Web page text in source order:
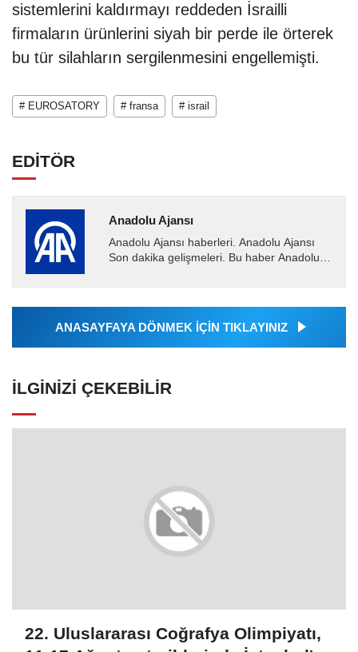
sistemlerini kaldırmayı reddeden İsrailli
firmaların ürünlerini siyah bir perde ile örterek
bu tür silahların sergilenmesini engellemişti.
# EUROSATORY # fransa # israil
EDİTÖR
Anadolu Ajansı
Anadolu Ajansı haberleri. Anadolu Ajansı
Son dakika gelişmeleri. Bu haber Anadolu
Ajansı tarafından...
ANASAYFAYA DÖNMEK İÇİN TIKLAYINIZ
İLGINIZI ÇEKEBILIR
22. Uluslararası Coğrafya Olimpiyatı,